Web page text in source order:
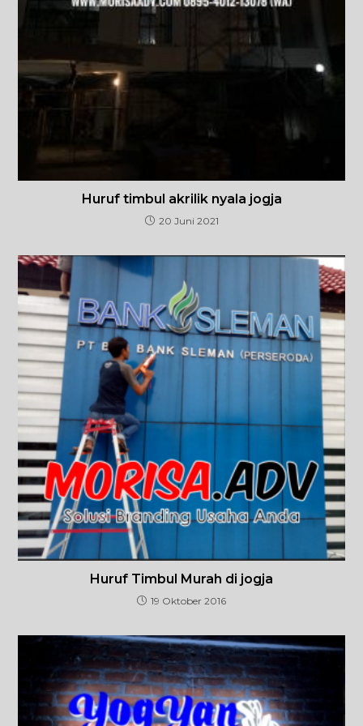
Huruf timbul akrilik nyala jogja
20 Juni 2021
Huruf Timbul Murah di jogja
19 Oktober 2016